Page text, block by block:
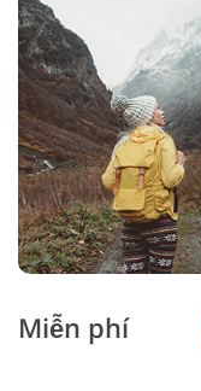
Miễn phí